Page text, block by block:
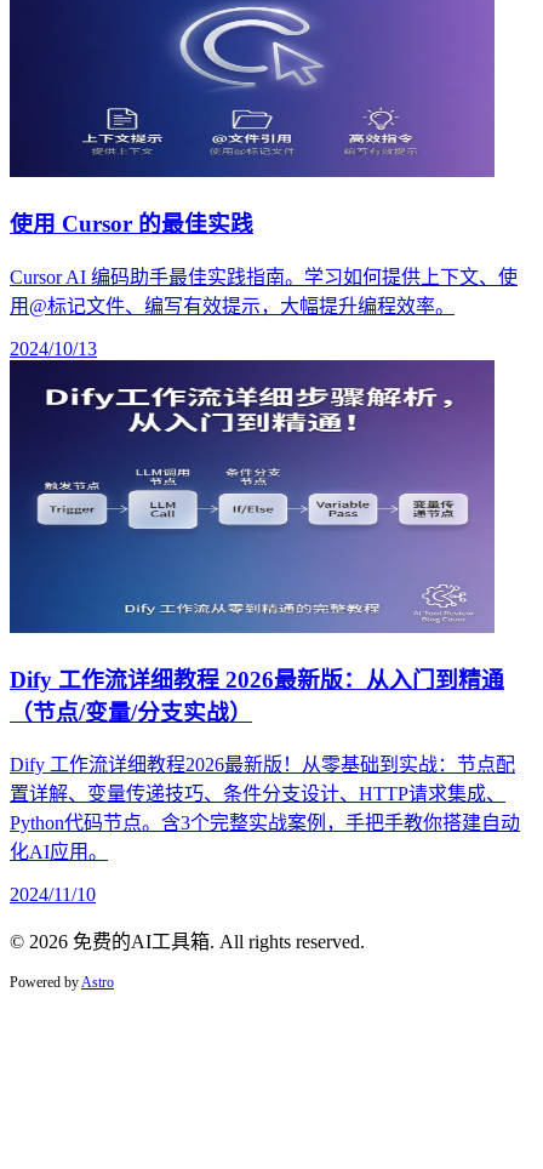
使用 Cursor 的最佳实践
Cursor AI 编码助手最佳实践指南。学习如何提供上下文、使
用@标记文件、编写有效提示，大幅提升编程效率。
2024/10/13
Dify 工作流详细教程 2026最新版：从入门到精通
（节点/变量/分支实战）
Dify 工作流详细教程2026最新版！从零基础到实战：节点配
置详解、变量传递技巧、条件分支设计、HTTP请求集成、
Python代码节点。含3个完整实战案例，手把手教你搭建自动
化AI应用。
2024/11/10
© 2026 免费的AI工具箱. All rights reserved.
Powered byAstro